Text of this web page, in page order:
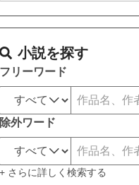
小説を探す
フリーワード
除外ワード
+ さらに詳しく検索する